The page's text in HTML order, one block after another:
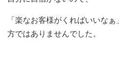
「楽なお客様がくればいいな
方ではありませんでした。